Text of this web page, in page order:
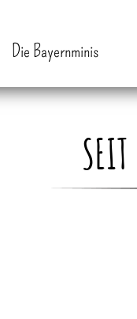
Die Bayernminis